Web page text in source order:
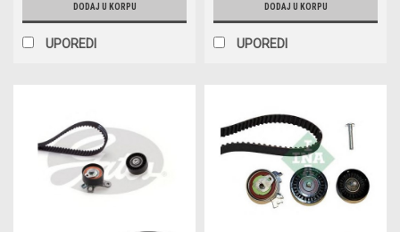
DODAJ U KORPU
UPOREDI
DODAJ U KORPU
UPOREDI